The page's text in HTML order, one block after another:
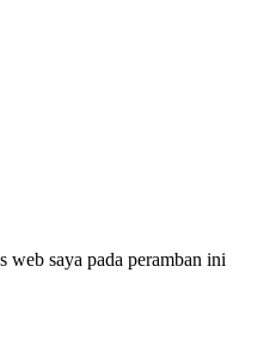
web saya pada peramban ini